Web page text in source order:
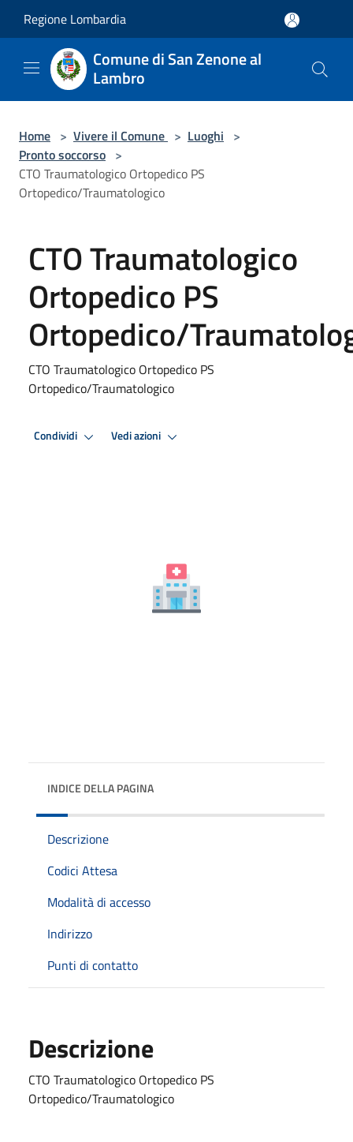
Regione Lombardia
Comune di San Zenone al
Lambro
Home > Vivere il Comune > Luoghi >
Pronto soccorso >
CTO Traumatologico Ortopedico PS
Ortopedico/Traumatologico
CTO Traumatologico
Ortopedico PS
Ortopedico/
CTO Traumatologico Ortopedico PS
Ortopedico/Traumatologico
Condividi Vedi azioni
INDICE DELLA PAGINA
Descrizione
Codici Attesa
Modalità di accesso
Indirizzo
Punti di contatto
Descrizione
CTO Traumatologico Ortopedico PS
Ortopedico/Traumatologico